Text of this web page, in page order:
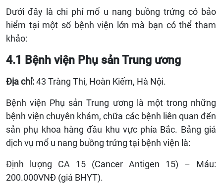
Dưới đây là chi phí mổ u nang buồng trứng có bảo
hiểm tại một số bệnh viện lớn mà bạn có thể tham
khảo:
4.1 Bệnh viện Phụ sản Trung ương
Địa chỉ:43 Tràng Thi, Hoàn Kiếm, Hà Nội.
Bệnh viện Phụ sản Trung ương là một trong những
bệnh viện chuyên khám, chữa các bệnh liên quan đến
sản phụ khoa hàng đầu khu vực phía Bắc. Bảng giá
dịch vụ mổ u nang buồng trứng tại bệnh viện là:
Định lượng CA 15 (Cancer Antigen 15) – Máu:
200.000VNĐ (giá BHYT).